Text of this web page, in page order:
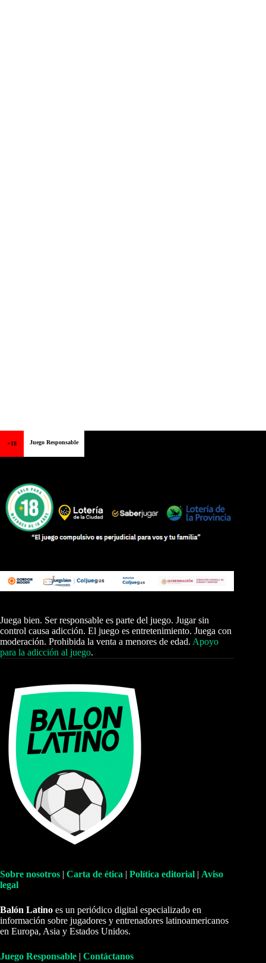
+18 Juego Responsable
Juega bien. Ser responsable es parte del juego. Jugar sin
control causa adicción. El juego es entretenimiento. Juega con
moderación. Prohibida la venta a menores de edad. Apoyo
para la adicción al juego.
Sobre nosotros | Carta de ética | Política editorial | Aviso
legal
Balón Latino es un periódico digital especializado en
información sobre jugadores y entrenadores latinoamericanos
en Europa, Asia y Estados Unidos.
Juego Responsable | Contáctanos